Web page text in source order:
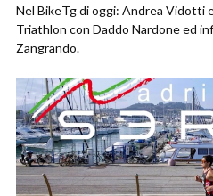
Nel BikeTg di oggi: Andrea Vidotti
Triathlon con Daddo Nardone ed
Zangrando.